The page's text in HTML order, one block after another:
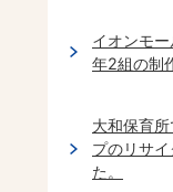
イオンモ
年2組の制
大和保育
プのリサ
た。